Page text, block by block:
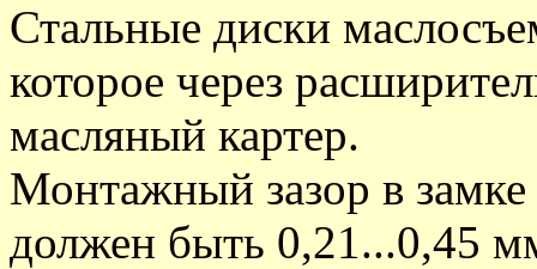
Стальные диски
которое через
масляный картер.
Монтажный зазор в
должен быть 0,21...0,45